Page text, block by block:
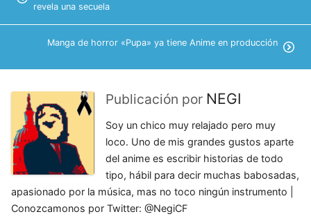
revela una secuela
Manga de horror «Pupa» ya tiene Anime en producción
Publicación por NEGI
Soy un chico muy relajado pero muy
loco. Uno de mis grandes gustos aparte
del anime es escribir historias de todo
tipo, hábil para decir muchas babosadas,
apasionado por la música, mas no toco ningún instrumento |
Conozcamonos por Twitter: @NegiCF